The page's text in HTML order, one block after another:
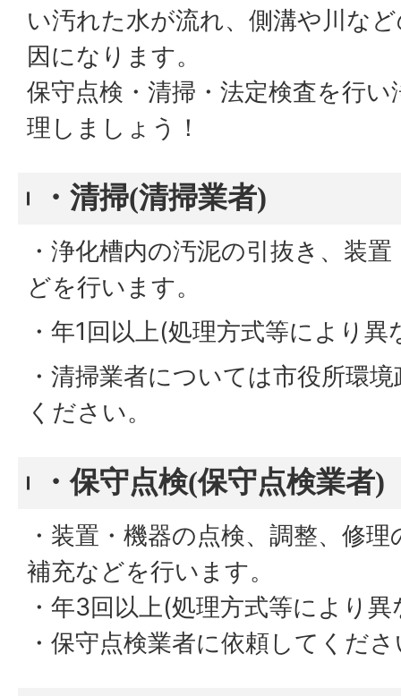
い汚れた水が流れ、側溝や川な
因になります。
保守点検・清掃・法定検査を行
理しましょう！
・清掃(清掃業者)
・浄化槽内の汚泥の引抜き、装
どを行います。
・年1回以上(処理方式等により
・清掃業者については市役所環
ください。
・保守点検(保守点検業者)
・装置・機器の点検、調整、修
補充などを行います。
・年3回以上(処理方式等により
・保守点検業者に依頼してくだ